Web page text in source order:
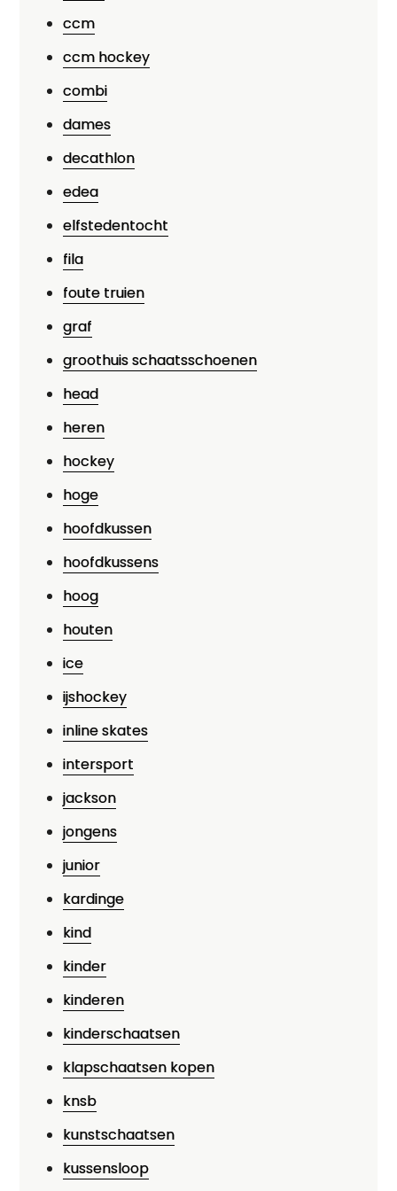
ccm
ccm hockey
combi
dames
decathlon
edea
elfstedentocht
fila
foute truien
graf
groothuis schaatsschoenen
head
heren
hockey
hoge
hoofdkussen
hoofdkussens
hoog
houten
ice
ijshockey
inline skates
intersport
jackson
jongens
junior
kardinge
kind
kinder
kinderen
kinderschaatsen
klapschaatsen kopen
knsb
kunstschaatsen
kussensloop